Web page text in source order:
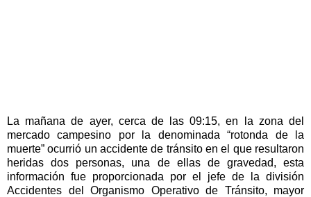
La mañana de ayer, cerca de las 09:15, en la zona del
mercado campesino por la denominada “rotonda de la
muerte” ocurrió un accidente de tránsito en el que resultaron
heridas dos personas, una de ellas de gravedad, esta
información fue proporcionada por el jefe de la división
Accidentes del Organismo Operativo de Tránsito, mayor